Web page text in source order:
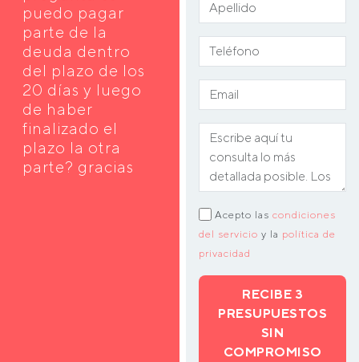
puedo pagar
parte de la
deuda dentro
del plazo de los
20 días y luego
de haber
finalizado el
plazo la otra
parte? gracias
Acepto las condiciones
del servicio y la política de
privacidad
RECIBE 3
PRESUPUESTOS
SIN
COMPROMISO